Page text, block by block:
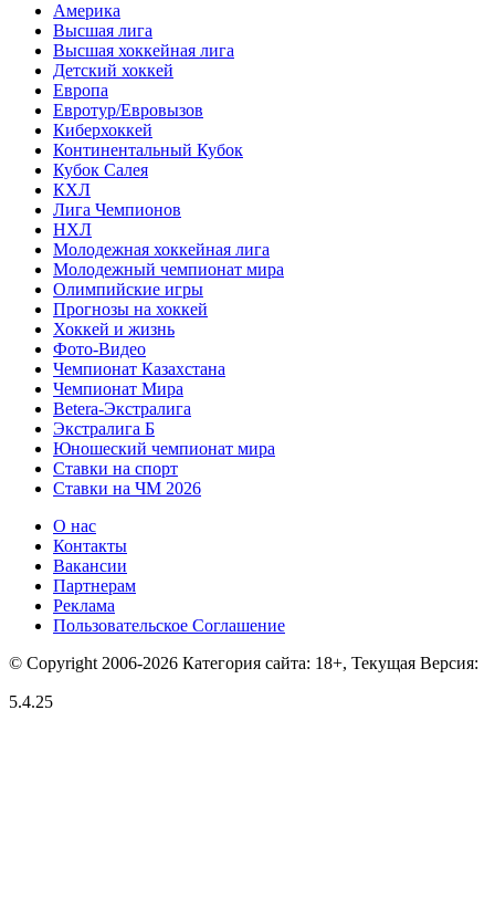
Америка
Высшая лига
Высшая хоккейная лига
Детский хоккей
Европа
Евротур/Евровызов
Киберхоккей
Континентальный Кубок
Кубок Салея
КХЛ
Лига Чемпионов
НХЛ
Молодежная хоккейная лига
Молодежный чемпионат мира
Олимпийские игры
Прогнозы на хоккей
Хоккей и жизнь
Фото-Видео
Чемпионат Казахстана
Чемпионат Мира
Betera-Экстралига
Экстралига Б
Юношеский чемпионат мира
Ставки на спорт
Ставки на ЧМ 2026
О нас
Контакты
Вакансии
Партнерам
Реклама
Пользовательское Соглашение
© Copyright 2006-2026 Категория сайта: 18+, Текущая Версия:
5.4.25